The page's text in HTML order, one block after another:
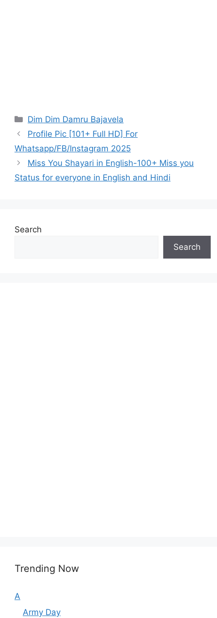
Categories
Dim Dim Damru Bajavela
Profile Pic [101+ Full HD] For
Whatsapp/FB/Instagram 2025
Miss You Shayari in English-100+ Miss you
Status for everyone in English and Hindi
Search
Search
Trending Now
A
Army Day